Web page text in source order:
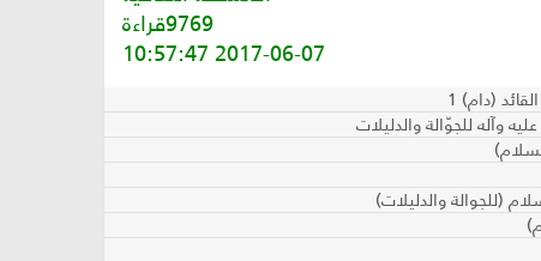
9769قراءة
2017-06-07 10:57:47
(دام) 1
وآله للجوّالة والدليلات
(للجوالة والدليلات)